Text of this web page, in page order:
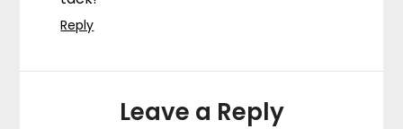
Reply
Leave a Reply